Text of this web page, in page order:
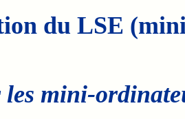
du LSE
mini-